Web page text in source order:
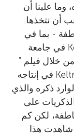
وما علينا أن
أن نتخذها.
- بما في
ذلك البحث المهم الذي أجراه Keltner في جامعة
خلال فيلم ”
Inside Out” الذي ساعد الدكتور Keltner في إنتاجه
ذكره والذي
على
لكن كم
شاهدت هذا